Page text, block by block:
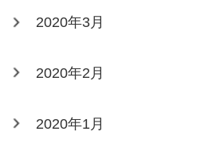
2020年3月
2020年2月
2020年1月